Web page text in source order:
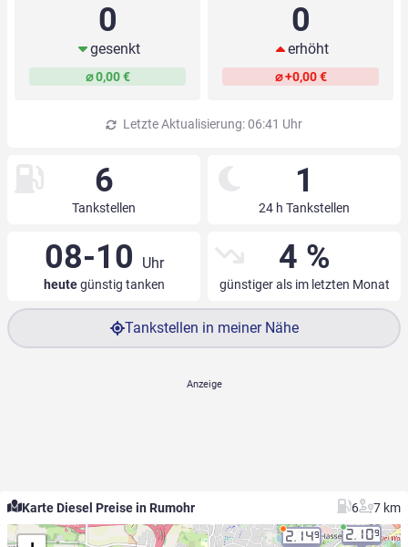
0
gesenkt
⌀ 0,00 €
0
erhöht
⌀ +0,00 €
Letzte Aktualisierung: 06:41 Uhr
6
Tankstellen
1
24 h Tankstellen
08-10 Uhr
heutegünstig tanken
4 %
günstiger als im letzten Monat
Tankstellen in meiner Nähe
Karte Diesel Preise in Rumohr 6 7 km
2.149 2.109